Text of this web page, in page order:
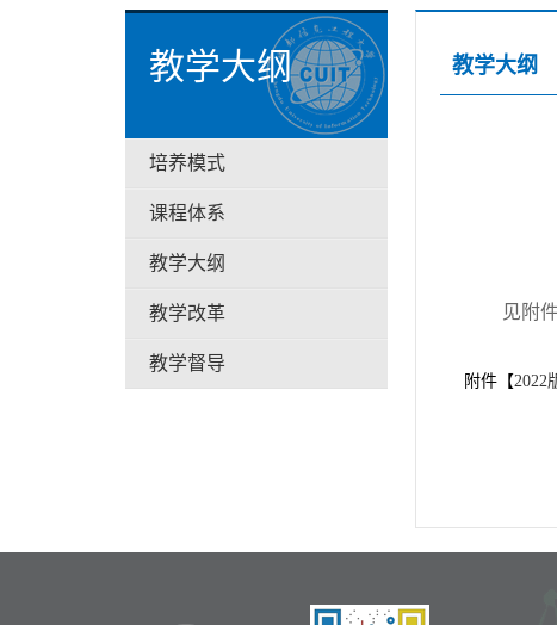
教学大纲
培养模式
课程体系
教学大纲
教学改革
教学督导
教学大纲
见附
附件【2022